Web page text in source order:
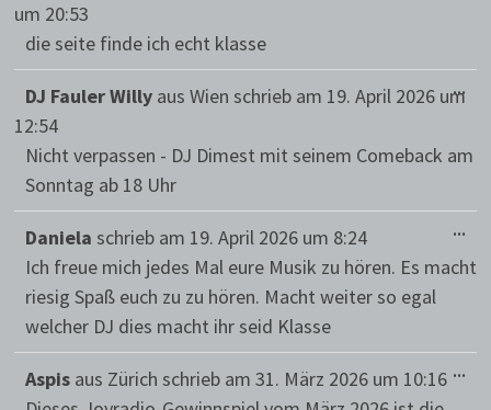
um 20:53
die seite finde ich echt klasse
DJ Fauler Willy aus Wien schrieb am 19. April 2026 um
12:54
Nicht verpassen - DJ Dimest mit seinem Comeback am
Sonntag ab 18 Uhr
...
Daniela schrieb am 19. April 2026 um 8:24
Ich freue mich jedes Mal eure Musik zu hören. Es macht
riesig Spaß euch zu zu hören. Macht weiter so egal
welcher DJ dies macht ihr seid Klasse
...
Aspis aus Zürich schrieb am 31. März 2026 um 10:16 ...